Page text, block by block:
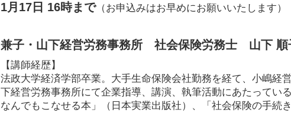
1月17日 16時まで（お申込みはお早めにお願いいたします）
兼子・山下経営労務事務所 社会保険労務士 山下
【講師経歴】
法政大学経済学部卒業。大手生命保険会社勤務を経て、小嶋経
下経営労務事務所にて企業指導、講演、執筆活動にあたってい
なんでもこなせる本」（日本実業出版社）、「社会保険の手続